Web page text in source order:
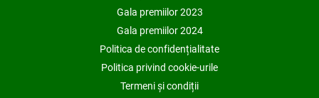
Gala premiilor 2023
Gala premiilor 2024
Politica de confidențialitate
Politica privind cookie-urile
Termeni și condiții